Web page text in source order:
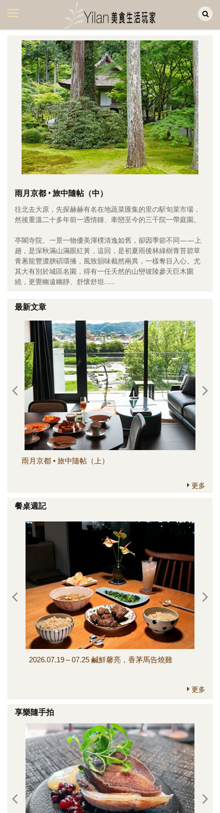
美食集
美飲集
廚房集
旅遊集
旅遊美食集
生活風
書房集
日記簿
餐桌週記
享樂隨手拍
影音區
創意出版服務
關於Yilan
個人著作
活動實況記錄
媒體報導一覽
合作與代言
訂閱電子報
雨月京都 • 旅中隨帖（中）
往北去大原，先探赫赫有名在地蔬菜匯集的里の駅旬菜市場，
然後重溫二十多年前一遇情鍾、牽戀至今的三千院一帶庭園。
亭閣寺院、一景一物優美渾樸清逸如舊，卻因季節不同——上
趟，是深秋滿山滿眼紅黃，這回，是初夏雨後林綠樹青苔碧草
青蔥龍豐濃腴碩環擁，風致韻味截然兩異，一樣奪目入心。尤
其大有別於城區名園，得有一任天然的山巒坡陵參天巨木圍
繞，更覺幽遠幽靜、舒懷舒坦……
最新文章
雨月京都 • 旅中隨帖（上）
更多
餐桌週記
2026.07.19～07.25 鹹鮮馨亮，香茅馬告燒雞
更多
享樂隨手拍